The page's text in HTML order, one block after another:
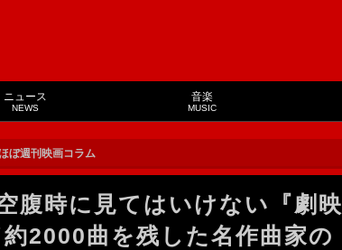
ニュース
NEWS
音楽
MUSIC
ぼ週刊映画コラム
腹時に見てはいけない『劇映
2000曲を残した名作曲家の